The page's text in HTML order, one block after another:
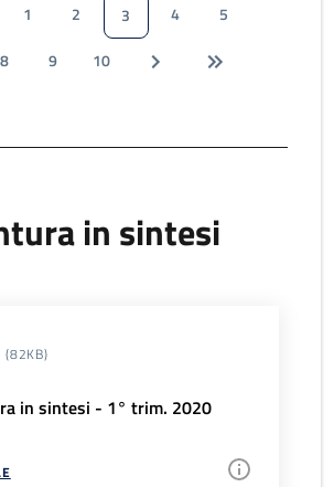
1 2 3 4
5
8 9 10
in sintesi
(82KB)
in sintesi - 1° trim. 2020